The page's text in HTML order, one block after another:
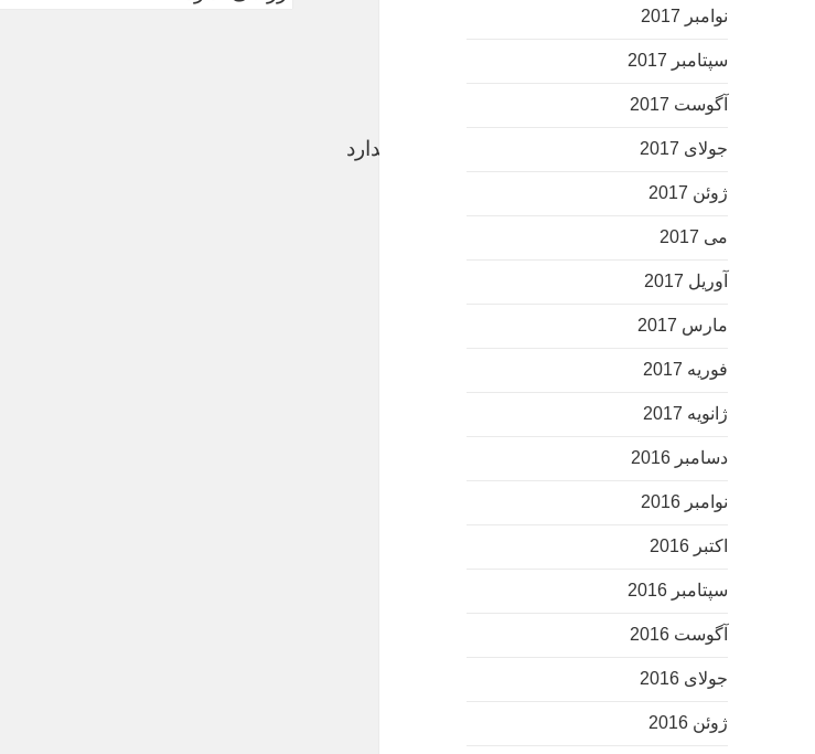
نوامبر 2017
سپتامبر 2017
آگوست 2017
جولای 2017
ژوئن 2017
می 2017
آوریل 2017
مارس 2017
فوریه 2017
ژانویه 2017
دسامبر 2016
نوامبر 2016
اکتبر 2016
سپتامبر 2016
آگوست 2016
جولای 2016
ژوئن 2016
بازیکن ستاره باشد اما اخلاق نداشته باشد، ارزشی ندارد